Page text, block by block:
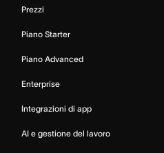
Prezzi
Piano Starter
Piano Advanced
Enterprise
Integrazioni di app
AI e gestione del lavoro